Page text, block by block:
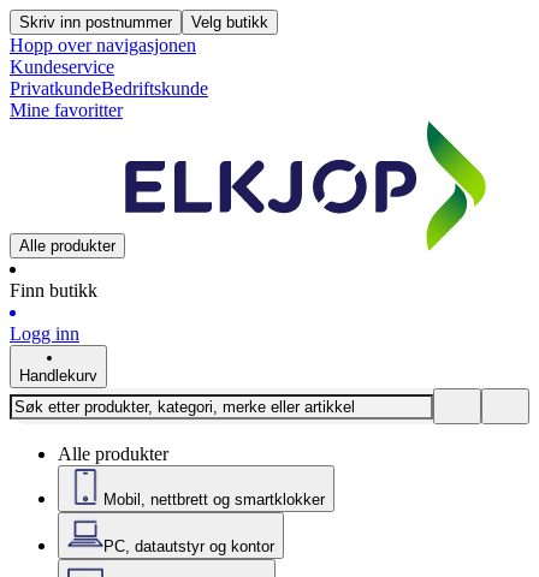
Skriv inn postnummer Velg butikk
Hopp over navigasjonen
Kundeservice
PrivatkundeBedriftskunde
Mine favoritter
Alle produkter
Finn butikk
Logg inn
Handlekurv
Alle produkter
Mobil, nettbrett og smartklokker
PC, datautstyr og kontor